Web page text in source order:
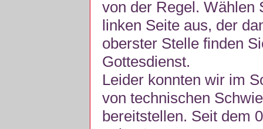
von der Regel. Wählen
linken Seite aus, der
oberster Stelle finden
Gottesdienst.
Leider konnten wir im
von technischen
bereitstellen. Seit dem